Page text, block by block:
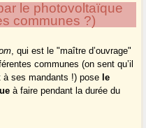
le photovoltaïque
communes ?)
, qui est le "maître d’ouvrage"
communes (on sent qu’il
à ses mandants !) pose le
à faire pendant la durée du